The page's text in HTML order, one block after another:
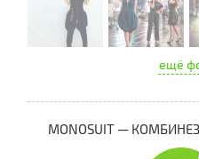
ещё
MONOSUIT —